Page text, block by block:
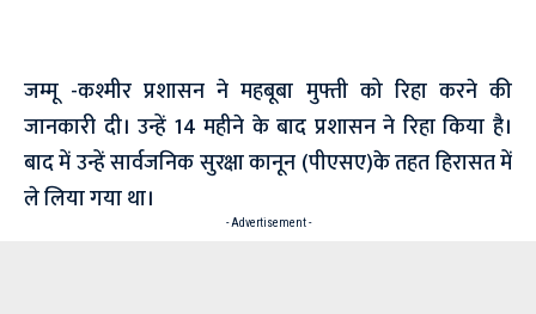
जम्मू -कश्मीर प्रशासन ने महबूबा मुफ्ती को रिहा करने की
जानकारी दी। उन्हें 14 महीने के बाद प्रशासन ने रिहा किया है।
बाद में उन्हें सार्वजनिक सुरक्षा कानून (पीएसए)के तहत हिरासत में
ले लिया गया था।
- Advertisement -